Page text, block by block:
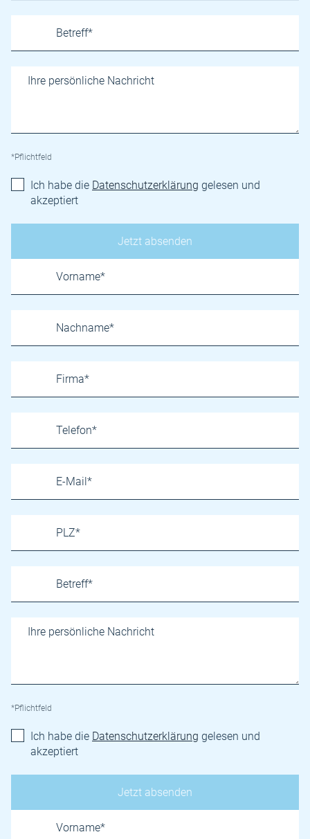
*Pflichtfeld
Ich habe die Datenschutzerklärung gelesen und
akzeptiert
*Pflichtfeld
Ich habe die Datenschutzerklärung gelesen und
akzeptiert